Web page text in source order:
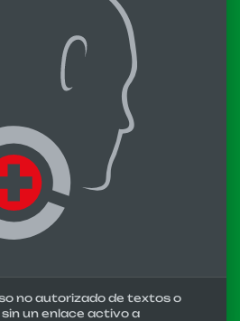
no autorizado de textos o
un enlace activo a